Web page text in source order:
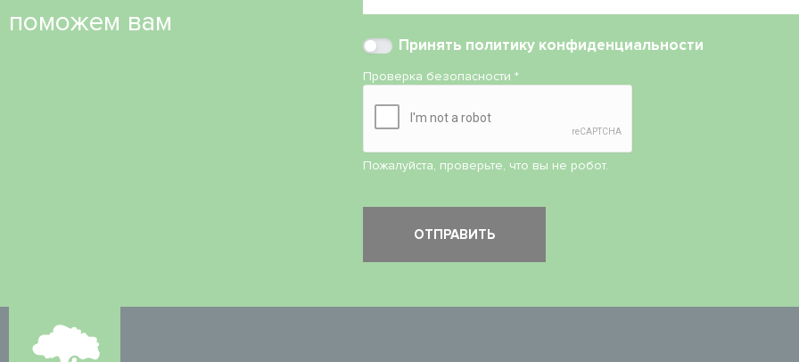
поможем вам
Принять политику конфиденциальности
Проверка безопасности*
Пожалуйста, проверьте, что вы не робот.